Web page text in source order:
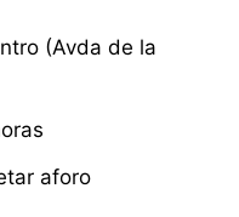
(Avda de la
aforo